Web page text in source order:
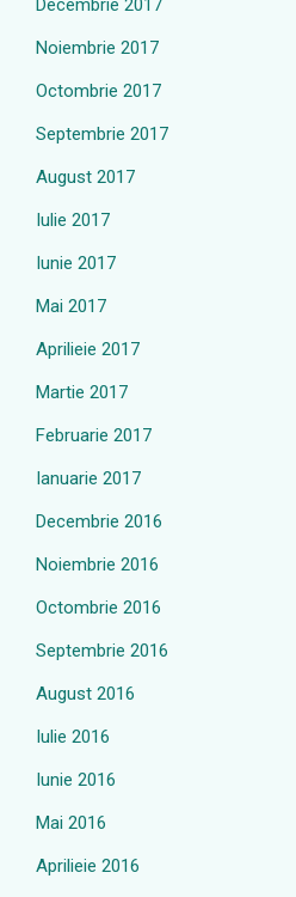
Decembrie 2017
Noiembrie 2017
Octombrie 2017
Septembrie 2017
August 2017
Iulie 2017
Iunie 2017
Mai 2017
Aprilieie 2017
Martie 2017
Februarie 2017
Ianuarie 2017
Decembrie 2016
Noiembrie 2016
Octombrie 2016
Septembrie 2016
August 2016
Iulie 2016
Iunie 2016
Mai 2016
Aprilieie 2016